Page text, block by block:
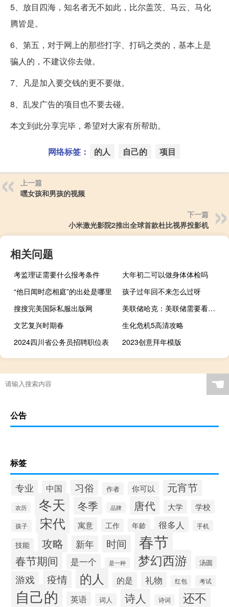
5、放目四海，知名者无不如此，比尔盖茨、马云、马化
腾皆是。
6、第五，对于网上的那些打字、打码之类的，基本上是
骗人的，不建议你去做。
7、凡是加入要交钱的更不要做。
8、乱发广告的项目也不要去碰。
本文到此分享完毕，希望对大家有所帮助。
网络标签： 的人 自己的 项目
上一篇
嘿女孩和男孩的视频
下一篇
小米激光影院2推出全球首款杜比视界投影机
相关问题
考监理证需要什么报考条件
大年初二可以做身体体检吗
“他日闻时恋相庭”的出处是哪里
孩子过年回不来怎么过呀
搜搜完美国际私服出版网
美联储哈克：美联储需要看到通胀下降才会降息
文艺复兴时期春
生化危机5高清攻略
2024四川省公务员招聘职位表
2023创意拜年模版
☚
公告
标签
专业 中国 习俗 作者 你可以 元宵节
农历 冬天 冬季 品牌 唐代 大学 学校
孩子 宋代 寓意 工作 年龄 很多人 手机
技能 攻略 新年 时间 春节
春节期间 是一个 是一种 梦幻西游 汤圆
游戏 疫情 的人 的是 礼物 红包 考试
自己的 英语 词人 诗人 诗词 还不